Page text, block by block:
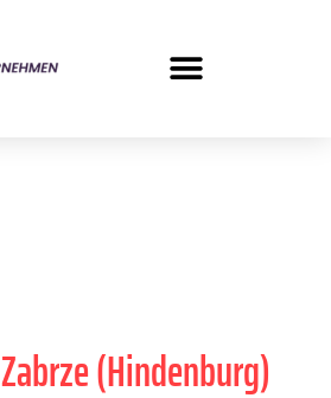
Zabrze (Hindenburg)